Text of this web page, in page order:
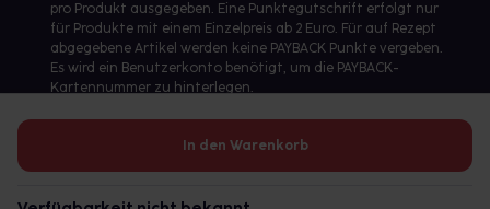
In den Warenkorb
pro Produkt ausgegeben. Eine Punktegutschrift erfolgt nur
für Produkte mit einem Einzelpreis ab 2 Euro. Für auf Rezept
abgegebene Artikel werden keine PAYBACK Punkte vergeben.
Es wird ein Benutzerkonto benötigt, um die PAYBACK-
Kartennummer zu hinterlegen.
Betreiber des Portals und verantwortlich: gesund.de GmbH &